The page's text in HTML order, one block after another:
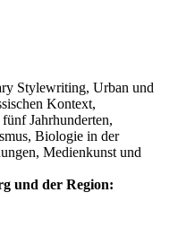
Stylewriting, Urban und
Kontext,
Jahrhunderten,
Biologie in der
Medienkunst und
und der Region: